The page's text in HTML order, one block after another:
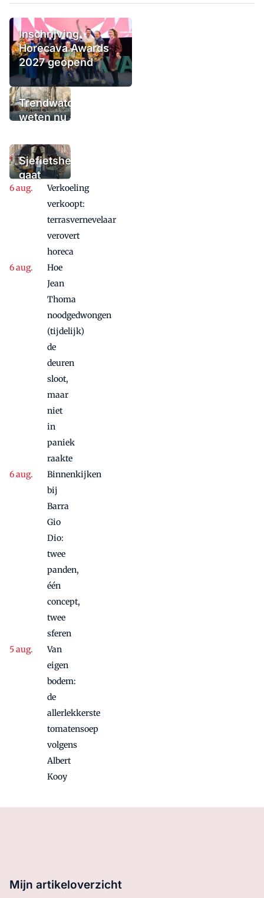
Inschrijving
Horecava Awards
2027 geopend
Trendwatchers
weten nu al wat
moet bieden:
'Iedere dag een
waaaaaanzinnige
aanbieding'
Sjefietshe
gaat
vanwege
succes
maandje
Verkoeling
verkoopt:
terrasvernevelaar
verovert
horeca
Hoe
Jean
Thoma
noodgedwongen
(tijdelijk)
de
deuren
sloot,
maar
niet
in
paniek
raakte
Binnenkijken
bij
Barra
Gio
Dio:
twee
panden,
één
concept,
twee
sferen
Van
eigen
bodem:
de
allerlekkerste
tomatensoep
volgens
Albert
Kooy
Mijn artikeloverzicht